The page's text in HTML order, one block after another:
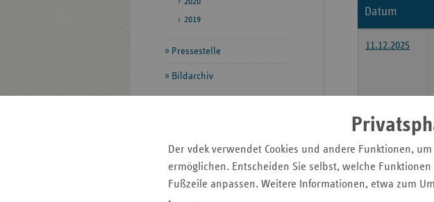
Der vdek verwendet Cookies und andere Funktionen,
ermöglichen. Entscheiden Sie selbst, welche
Fußzeile anpassen. Weitere Informationen, etwa zum
Datum
11.12.2025
04.12.2025
2019
Pressestelle
Bildarchiv
Informationen
Pressemitteilungen
Kontakt und Anfahrt